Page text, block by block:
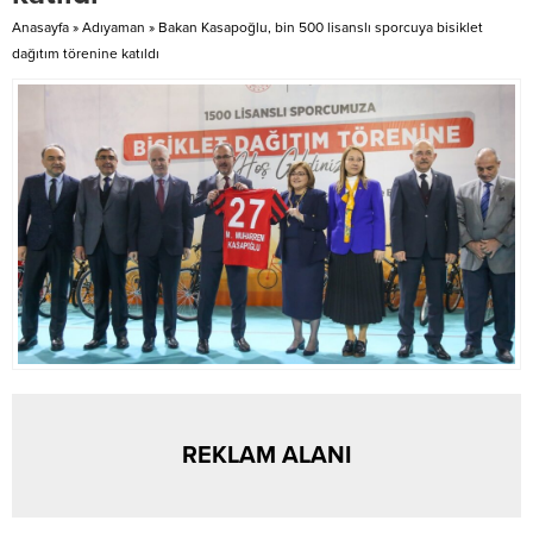
Anasayfa » Adıyaman » Bakan Kasapoğlu, bin 500 lisanslı sporcuya bisiklet
dağıtım törenine katıldı
REKLAM ALANI